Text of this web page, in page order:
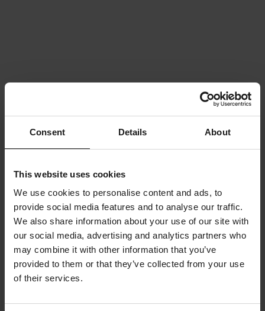
Consent Details About
This website uses cookies
We use cookies to personalise content and ads, to
provide social media features and to analyse our traffic.
We also share information about your use of our site with
our social media, advertising and analytics partners who
may combine it with other information that you’ve
provided to them or that they’ve collected from your use
of their services.